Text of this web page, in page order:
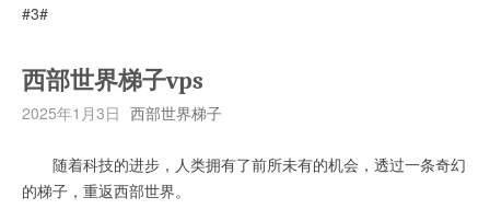
#3#
西部世界梯子vps
2025年1月3日 西部世界梯子
随着科技的进步，人类拥有了前所未有的机会，透过一条奇幻
的梯子，重返西部世界。